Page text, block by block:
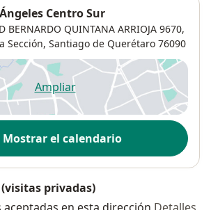
Centro Sur
BERNARDO QUINTANA ARRIOJA 9670,
Sección, Santiago de Querétaro 76090
Ampliarse abre en una nueva
Mostrar el calendario
privadas)